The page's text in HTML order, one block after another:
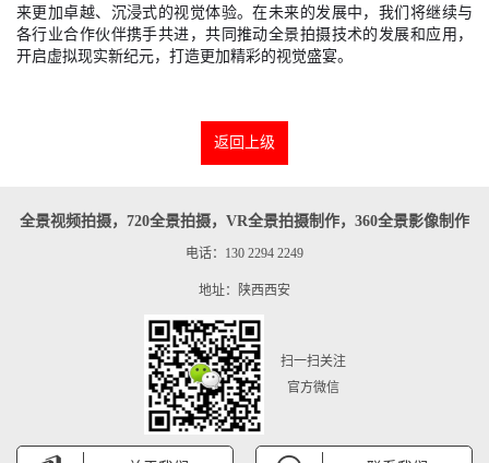
来更加卓越、沉浸式的视觉体验。在未来的发展中，我们将继续与
各行业合作伙伴携手共进，共同推动全景拍摄技术的发展和应用，
开启虚拟现实新纪元，打造更加精彩的视觉盛宴。
返回上级
全景视频拍摄，720全景拍摄，VR全景拍摄制作，360全景影像制作
电话：130 2294 2249
地址：陕西西安
扫一扫关注
官方微信